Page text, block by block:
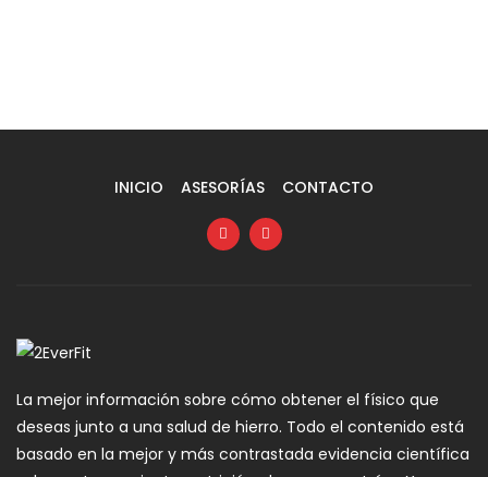
INICIO ASESORÍAS CONTACTO
La mejor información sobre cómo obtener el físico que
deseas junto a una salud de hierro. Todo el contenido está
basado en la mejor y más contrastada evidencia científica